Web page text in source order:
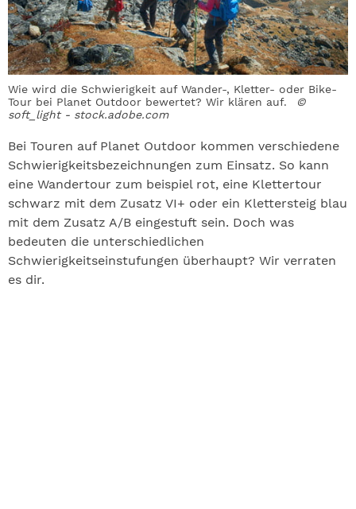
Wie wird die Schwierigkeit auf Wander-, Kletter- oder Bike-
Tour bei Planet Outdoor bewertet? Wir klären auf.
©
soft_light - stock.adobe.com
Bei Touren auf Planet Outdoor kommen verschiedene
Schwierigkeitsbezeichnungen zum Einsatz. So kann
eine Wandertour zum beispiel rot, eine Klettertour
schwarz mit dem Zusatz VI+ oder ein Klettersteig blau
mit dem Zusatz A/B eingestuft sein. Doch was
bedeuten die unterschiedlichen
Schwierigkeitseinstufungen überhaupt? Wir verraten
es dir.